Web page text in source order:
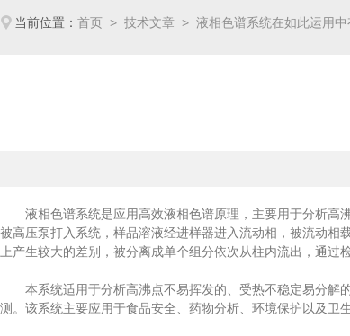
当前位置：首页 >技术文章 > 液相色谱系统在如此运用中
液相色谱系统是应用高效液相色谱原理，主要用于分析高沸
被高压泵打入系统，样品溶液经进样器进入流动相，被流动相
上产生较大的差别，被分离成单个组分依次从柱内流出，通
本系统适用于分析高沸点不易挥发的、受热不稳定易分解
测。该系统主要应用于食品安全、药物分析、环境保护以及卫